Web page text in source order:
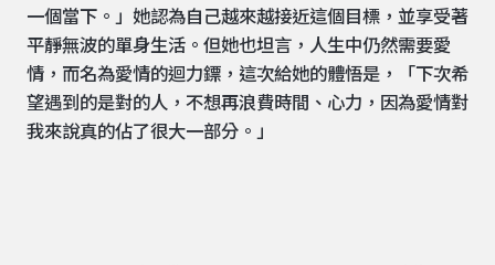
一個當下。」她認為自己越來越接近這個目標，並享受著
平靜無波的單身生活。但她也坦言，人生中仍然需要愛
情，而名為愛情的迴力鏢，這次給她的體悟是，「下次希
望遇到的是對的人，不想再浪費時間、心力，因為愛情對
我來說真的佔了很大一部分。」